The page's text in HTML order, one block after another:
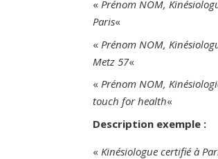
«Prénom NOM,
Paris«
« Prénom NOM,
Metz 57«
«Prénom NOM,
touch for health«
Description exemple :
« Kinésiologue certifié à